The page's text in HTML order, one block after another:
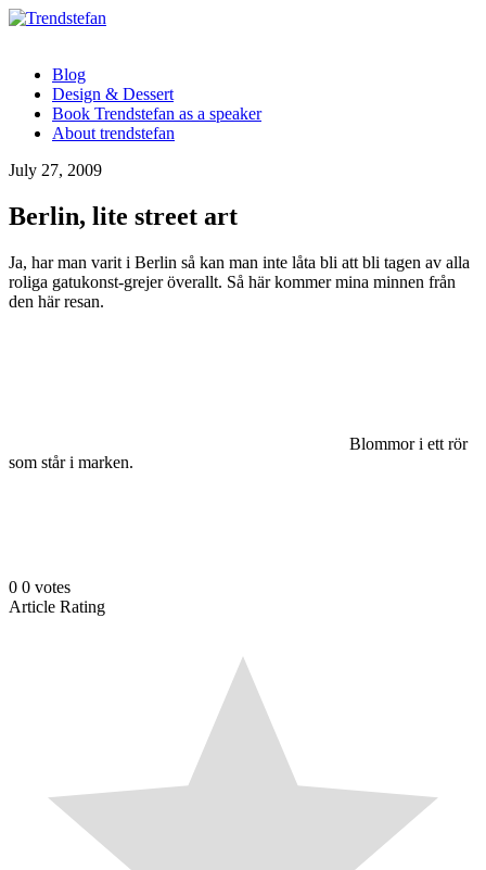
Blog
Design & Dessert
Book Trendstefan as a speaker
About trendstefan
July 27, 2009
Berlin, lite street art
Ja, har man varit i Berlin så kan man inte låta bli att bli tagen av alla
roliga gatukonst-grejer överallt. Så här kommer mina minnen från
den här resan.
Blommor i ett rör
som står i marken.
0 0 votes
Article Rating